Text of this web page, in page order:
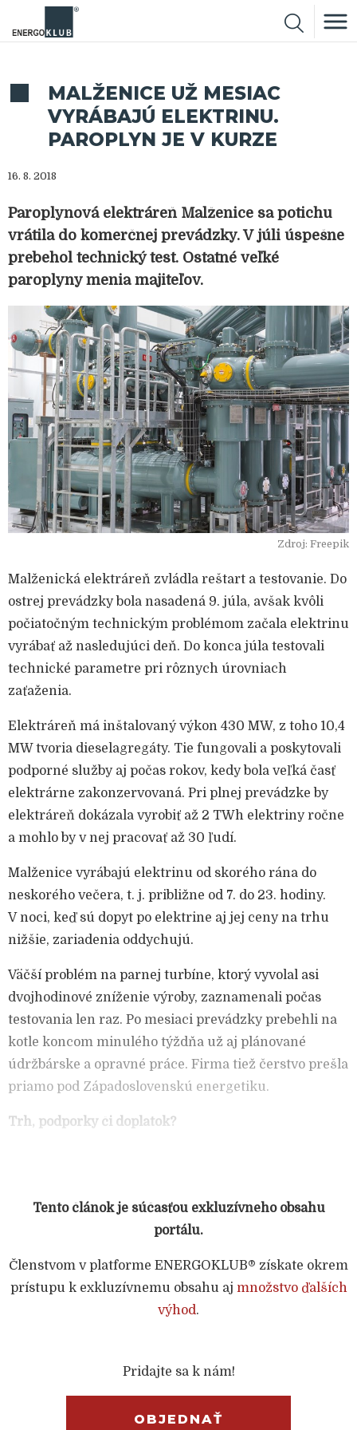
MALŽENICE UŽ MESIAC
VYRÁBAJÚ ELEKTRINU.
PAROPLYN JE V KURZE
16. 8. 2018
Paroplynová elektráreň Malženice sa potichu
vrátila do komerčnej prevádzky. V júli úspešne
prebehol technický test. Ostatné veľké
paroplyny menia majiteľov.
Zdroj: Freepik
Malženická elektráreň zvládla reštart a testovanie. Do
ostrej prevádzky bola nasadená 9. júla, avšak kvôli
počiatočným technickým problémom začala elektrinu
vyrábať až nasledujúci deň. Do konca júla testovali
technické parametre pri rôznych úrovniach
zaťaženia.
Elektráreň má inštalovaný výkon 430 MW, z toho 10,4
MW tvoria dieselagregáty. Tie fungovali a poskytovali
podporné služby aj počas rokov, kedy bola veľká časť
elektrárne zakonzervovaná. Pri plnej prevádzke by
elektráreň dokázala vyrobiť až 2 TWh elektriny ročne
a mohlo by v nej pracovať až 30 ľudí.
Malženice vyrábajú elektrinu od skorého rána do
neskorého večera, t. j. približne od 7. do 23. hodiny.
V noci, keď sú dopyt po elektrine aj jej ceny na trhu
nižšie, zariadenia oddychujú.
Väčší problém na parnej turbíne, ktorý vyvolal asi
dvojhodinové zníženie výroby, zaznamenali počas
testovania len raz. Po mesiaci prevádzky prebehli na
kotle koncom minulého týždňa už aj plánované
údržbárske a opravné práce. Firma tiež čerstvo prešla
priamo pod Západoslovenskú energetiku.
Trh, podporky či doplatok?
Tento článok je súčasťou exkluzívneho obsahu
portálu.
Členstvom v platforme ENERGOKLUB® získate okrem
prístupu k exkluzívnemu obsahu aj množstvo ďalších
výhod.
Pridajte sa k nám!
OBJEDNAŤ